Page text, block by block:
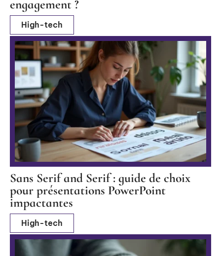
engagement ?
High-tech
Sans Serif and Serif : guide de choix
pour présentations PowerPoint
impactantes
High-tech